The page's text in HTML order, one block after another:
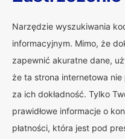
Narzędzie wyszukiwania
informacyjnym. Mimo, że
zapewnić akuratne dane,
że ta strona internetowa
za ich dokładność. Tylko
prawidłowe informacje o
płatności, która jest pod